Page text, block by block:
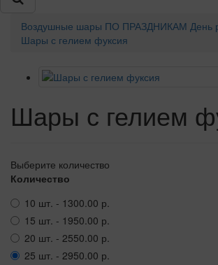
Воздушные шары ПО ПРАЗДНИКАМ День
Шары с гелием фуксия
Шары с гелием
Выберите количество
Количество
10 шт. - 1300.00 р.
15 шт. - 1950.00 р.
20 шт. - 2550.00 р.
25 шт. - 2950.00 р.